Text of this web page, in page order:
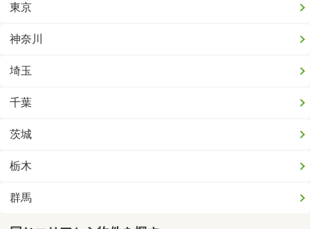
東京
神奈川
埼玉
千葉
茨城
栃木
群馬